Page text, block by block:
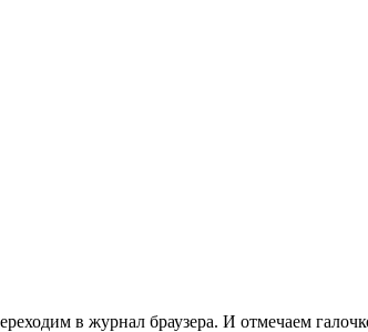
в журнал браузера. И отмечаем